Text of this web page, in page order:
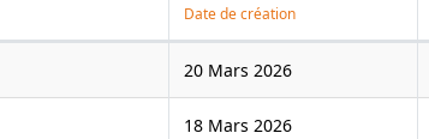
Date de création
20 Mars 2026
18 Mars 2026